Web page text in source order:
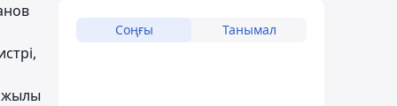
жылы
Соңғы Танымал